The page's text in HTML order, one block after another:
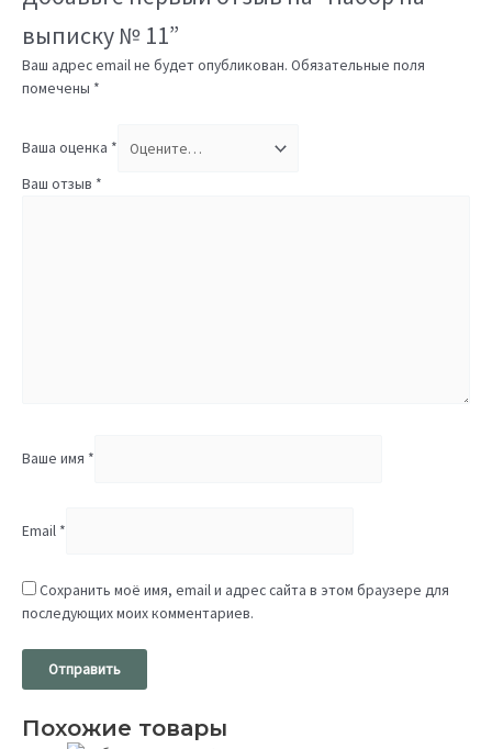
выписку № 11”
Ваш адрес email не будет опубликован. Обязательные поля
помечены *
Ваша оценка *
Ваш отзыв *
Ваше имя *
Email *
Сохранить моё имя, email и адрес сайта в этом браузере для
последующих моих комментариев.
Похожие товары